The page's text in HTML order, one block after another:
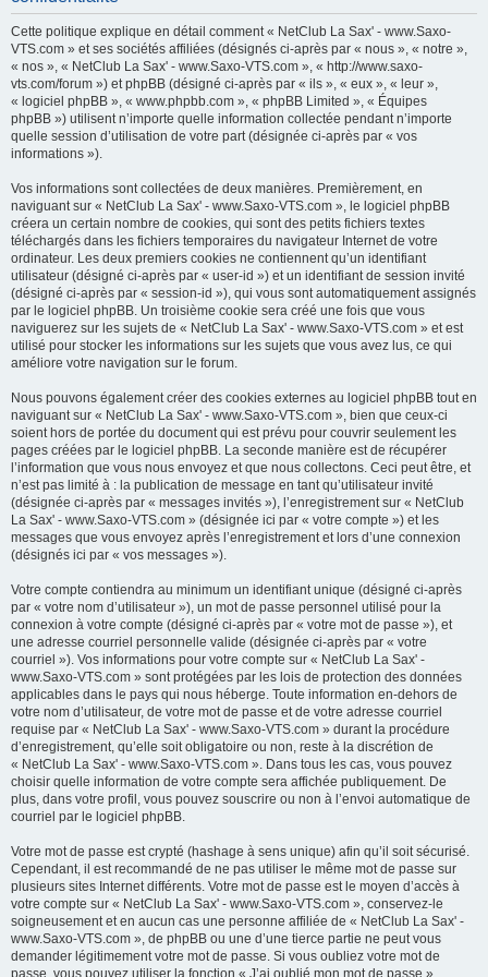
h
Cette politique explique en détail comment « NetClub La Sax' - www.Saxo-
VTS.com » et ses sociétés affiliées (désignés ci-après par « nous », « notre »,
« nos », « NetClub La Sax' - www.Saxo-VTS.com », « http://www.saxo-
vts.com/forum ») et phpBB (désigné ci-après par « ils », « eux », « leur »,
« logiciel phpBB », « www.phpbb.com », « phpBB Limited », « Équipes
phpBB ») utilisent n’importe quelle information collectée pendant n’importe
quelle session d’utilisation de votre part (désignée ci-après par « vos
informations »).
Vos informations sont collectées de deux manières. Premièrement, en
naviguant sur « NetClub La Sax' - www.Saxo-VTS.com », le logiciel phpBB
créera un certain nombre de cookies, qui sont des petits fichiers textes
téléchargés dans les fichiers temporaires du navigateur Internet de votre
ordinateur. Les deux premiers cookies ne contiennent qu’un identifiant
utilisateur (désigné ci-après par « user-id ») et un identifiant de session invité
(désigné ci-après par « session-id »), qui vous sont automatiquement assignés
par le logiciel phpBB. Un troisième cookie sera créé une fois que vous
naviguerez sur les sujets de « NetClub La Sax' - www.Saxo-VTS.com » et est
utilisé pour stocker les informations sur les sujets que vous avez lus, ce qui
améliore votre navigation sur le forum.
Nous pouvons également créer des cookies externes au logiciel phpBB tout en
naviguant sur « NetClub La Sax' - www.Saxo-VTS.com », bien que ceux-ci
soient hors de portée du document qui est prévu pour couvrir seulement les
pages créées par le logiciel phpBB. La seconde manière est de récupérer
l’information que vous nous envoyez et que nous collectons. Ceci peut être, et
n’est pas limité à : la publication de message en tant qu’utilisateur invité
(désignée ci-après par « messages invités »), l’enregistrement sur « NetClub
La Sax' - www.Saxo-VTS.com » (désignée ici par « votre compte ») et les
messages que vous envoyez après l’enregistrement et lors d’une connexion
(désignés ici par « vos messages »).
Votre compte contiendra au minimum un identifiant unique (désigné ci-après
par « votre nom d’utilisateur »), un mot de passe personnel utilisé pour la
connexion à votre compte (désigné ci-après par « votre mot de passe »), et
une adresse courriel personnelle valide (désignée ci-après par « votre
courriel »). Vos informations pour votre compte sur « NetClub La Sax' -
www.Saxo-VTS.com » sont protégées par les lois de protection des données
applicables dans le pays qui nous héberge. Toute information en-dehors de
votre nom d’utilisateur, de votre mot de passe et de votre adresse courriel
requise par « NetClub La Sax' - www.Saxo-VTS.com » durant la procédure
d’enregistrement, qu’elle soit obligatoire ou non, reste à la discrétion de
« NetClub La Sax' - www.Saxo-VTS.com ». Dans tous les cas, vous pouvez
choisir quelle information de votre compte sera affichée publiquement. De
plus, dans votre profil, vous pouvez souscrire ou non à l’envoi automatique de
courriel par le logiciel phpBB.
Votre mot de passe est crypté (hashage à sens unique) afin qu’il soit sécurisé.
Cependant, il est recommandé de ne pas utiliser le même mot de passe sur
plusieurs sites Internet différents. Votre mot de passe est le moyen d’accès à
votre compte sur « NetClub La Sax' - www.Saxo-VTS.com », conservez-le
soigneusement et en aucun cas une personne affiliée de « NetClub La Sax' -
www.Saxo-VTS.com », de phpBB ou une d’une tierce partie ne peut vous
demander légitimement votre mot de passe. Si vous oubliez votre mot de
passe, vous pouvez utiliser la fonction « J’ai oublié mon mot de passe »